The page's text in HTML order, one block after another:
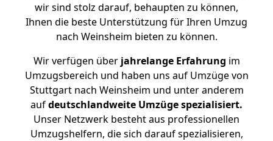
wir sind stolz darauf, behaupten zu können,
Ihnen die beste Unterstützung für Ihren Umzug
nach Weinsheim bieten zu können.
Wir verfügen überjahrelange Erfahrung im
Umzugsbereich und haben uns auf Umzüge von
Stuttgart nach Weinsheim und unter anderem
aufdeutschlandweite Umzüge spezialisiert.
Unser Netzwerk besteht aus professionellen
Umzugshelfern, die sich darauf spezialisieren,